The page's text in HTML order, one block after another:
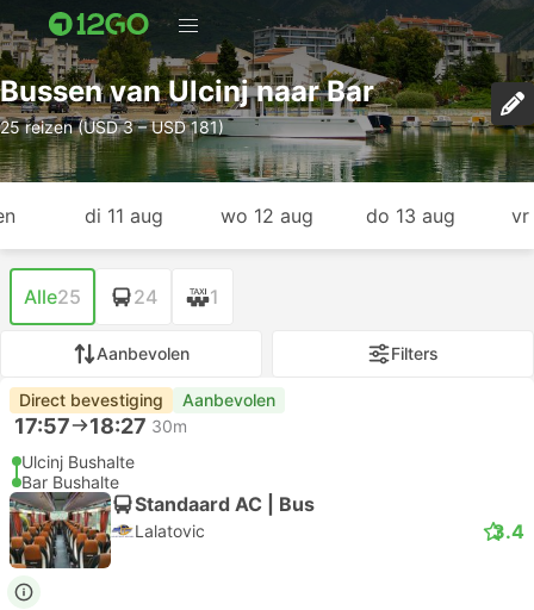
Bussen van Ulcinj naar Bar
25 reizen (USD 3 – USD 181)
di 11 aug wo 12 aug do 13 aug vr
Alle25 24 1
Aanbevolen Filters
Direct bevestiging Aanbevolen
17:57 18:27 30m
Ulcinj Bushalte
Bar Bushalte
Standaard AC | Bus
Lalatovic 3.4